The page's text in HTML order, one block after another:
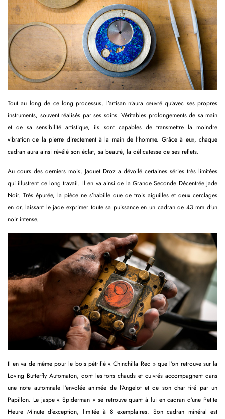
Tout au long de ce long processus, l’artisan n’aura œuvré qu’avec ses propres
instruments, souvent réalisés par ses soins. Véritables prolongements de sa main
et de sa sensibilité artistique, ils sont capables de transmettre la moindre
vibration de la pierre directement à la main de l’homme. Grâce à eux, chaque
cadran aura ainsi révélé son éclat, sa beauté, la délicatesse de ses reflets.
Au cours des derniers mois, Jaquet Droz a dévoilé certaines séries très limitées
qui illustrent ce long travail. Il en va ainsi de la Grande Seconde Décentrée Jade
Noir. Très épurée, la pièce ne s’habille que de trois aiguilles et deux cerclages
en or, laissant le jade exprimer toute sa puissance en un cadran de 43 mm d’un
noir intense.
Il en va de même pour le bois pétrifié « Chinchilla Red » que l’on retrouve sur la
Loving Butterfly Automaton, dont les tons chauds et cuivrés accompagnent dans
une note automnale l’envolée animée de l’Angelot et de son char tiré par un
Papillon. Le jaspe « Spiderman » se retrouve quant à lui en cadran d’une Petite
Heure Minute d’exception, limitée à 8 exemplaires. Son cadran minéral est